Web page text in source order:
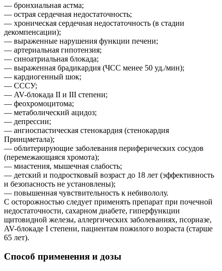
— бронхиальная астма;
— острая сердечная недостаточность;
— хроническая сердечная недостаточность (в стадии
декомпенсации);
— выраженные нарушения функции печени;
— артериальная гипотензия;
— синоатриальная блокада;
— выраженная брадикардия (ЧСС менее 50 уд./мин);
— кардиогенный шок;
— СССУ;
— AV-блокада II и III степени;
— феохромоцитома;
— метаболический ацидоз;
— депрессии;
— ангиоспастическая стенокардия (стенокардия
Принцметала);
— облитерирующие заболевания периферических сосудов
(перемежающаяся хромота);
— миастения, мышечная слабость;
— детский и подростковый возраст до 18 лет (эффективность
и безопасность не установлены);
— повышенная чувствительность к небивололу.
С осторожностью следует применять препарат при почечной
недостаточности, сахарном диабете, гиперфункции
щитовидной железы, аллергических заболеваниях, псориазе,
AV-блокаде I степени, пациентам пожилого возраста (старше
65 лет).
Способ применения и дозы